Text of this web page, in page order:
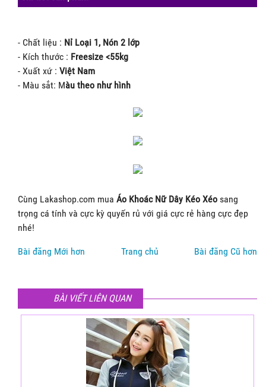
- Chất liệu : Nỉ Loại 1, Nón 2 lớp
- Kích thước : Freesize <55kg
- Xuất xứ : Việt Nam
- Màu sắt: Màu theo như hình
Cùng Lakashop.com mua Áo Khoác Nữ Dây Kéo Xéo sang
trọng cá tính và cực kỳ quyến rủ với giá cực rẻ hàng cực đẹp
nhé!
Bài đăng Mới hơn Bài đăng Cũ hơn
Trang chủ
BÀI VIẾT LIÊN QUAN